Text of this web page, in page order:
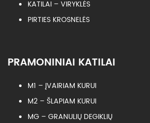
KATILAI – VIRYKLĖS
PIRTIES KROSNELĖS
PRAMONINIAI KATILAI
M1 – ĮVAIRIAM KURUI
M2 – ŠLAPIAM KURUI
MG – GRANULIŲ DEGIKLIŲ